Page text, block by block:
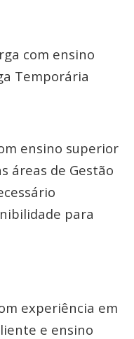
com ensino
Temporária
ensino superior
áreas de Gestão
para
experiência em
e ensino